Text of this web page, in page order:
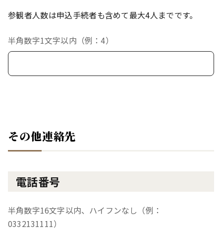
参観者人数は申込手続者も含めて最大4人までです。
半角数字1文字以内（例：4）
その他連絡先
電話番号
半角数字16文字以内、ハイフンなし（例：
0332131111）